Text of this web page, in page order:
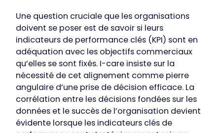
Une question cruciale que les organisations
doivent se poser est de savoir si leurs
indicateurs de performance clés (KPI) sont en
adéquation avec les objectifs commerciaux
qu’elles se sont fixés. I-care insiste sur la
nécessité de cet alignement comme pierre
angulaire d’une prise de décision efficace. La
corrélation entre les décisions fondées sur les
données et le succès de l’organisation devient
évidente lorsque les indicateurs clés de